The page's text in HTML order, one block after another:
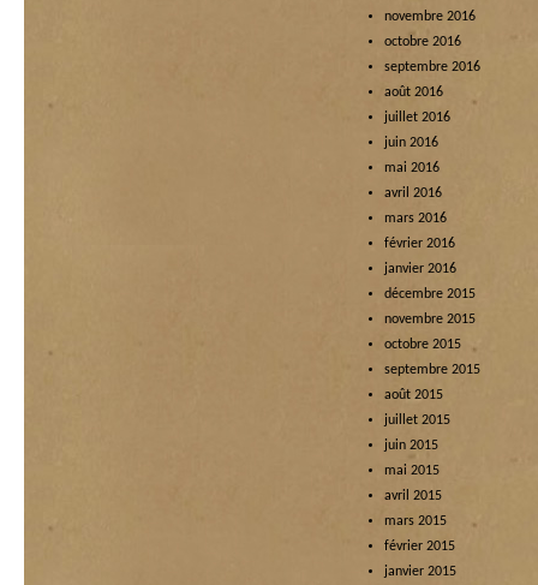
novembre 2016
octobre 2016
septembre 2016
août 2016
juillet 2016
juin 2016
mai 2016
avril 2016
mars 2016
février 2016
janvier 2016
décembre 2015
novembre 2015
octobre 2015
septembre 2015
août 2015
juillet 2015
juin 2015
mai 2015
avril 2015
mars 2015
février 2015
janvier 2015